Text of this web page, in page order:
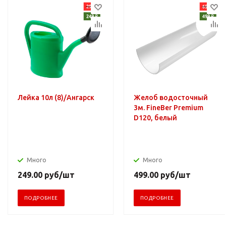
Лейка 10л (8)/Ангарск
Много
249.00 руб/шт
ПОДРОБНЕЕ
Желоб водосточный
3м. FineBer Premium
D120, белый
Много
499.00 руб/шт
ПОДРОБНЕЕ